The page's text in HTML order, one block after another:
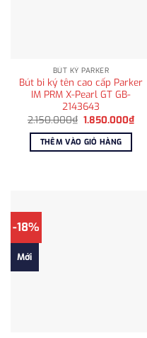
BÚT KÝ PARKER
Bút bi ký tên cao cấp Parker
IM PRM X-Pearl GT GB-
2143643
2.150.000₫ Giá
là:
2.150.000₫.
1.850.000₫Giá
hiện
THÊM VÀO GIỎ HÀNG
-18%
Mới